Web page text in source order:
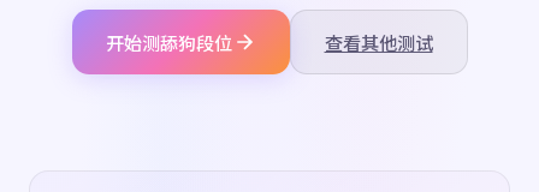
开始测舔狗段位 查看其他测试